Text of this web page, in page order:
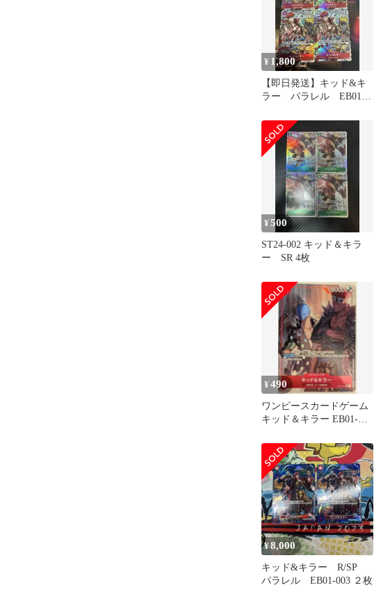
¥ 1,800
【即日発送】キッド&キ
ラー パラレル EB01-
¥500
ST24-002 キッド＆キラ
ー SR 4枚
¥490
ワンピースカードゲーム
キッド＆キラー EB01-
¥8,000
キッド&キラー R/SP
パラレル EB01-003 ２枚